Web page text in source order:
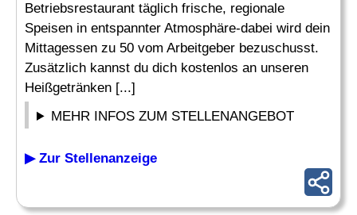
Betriebsrestaurant täglich frische, regionale
Speisen in entspannter Atmosphäre-dabei wird dein
Mittagessen zu 50 vom Arbeitgeber bezuschusst.
Zusätzlich kannst du dich kostenlos an unseren
Heißgetränken [...]
MEHR INFOS ZUM STELLENANGEBOT
▶ Zur Stellenanzeige